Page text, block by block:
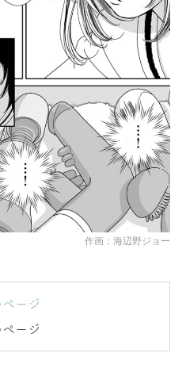
作画：海辺野ジョー
ージ
ージ